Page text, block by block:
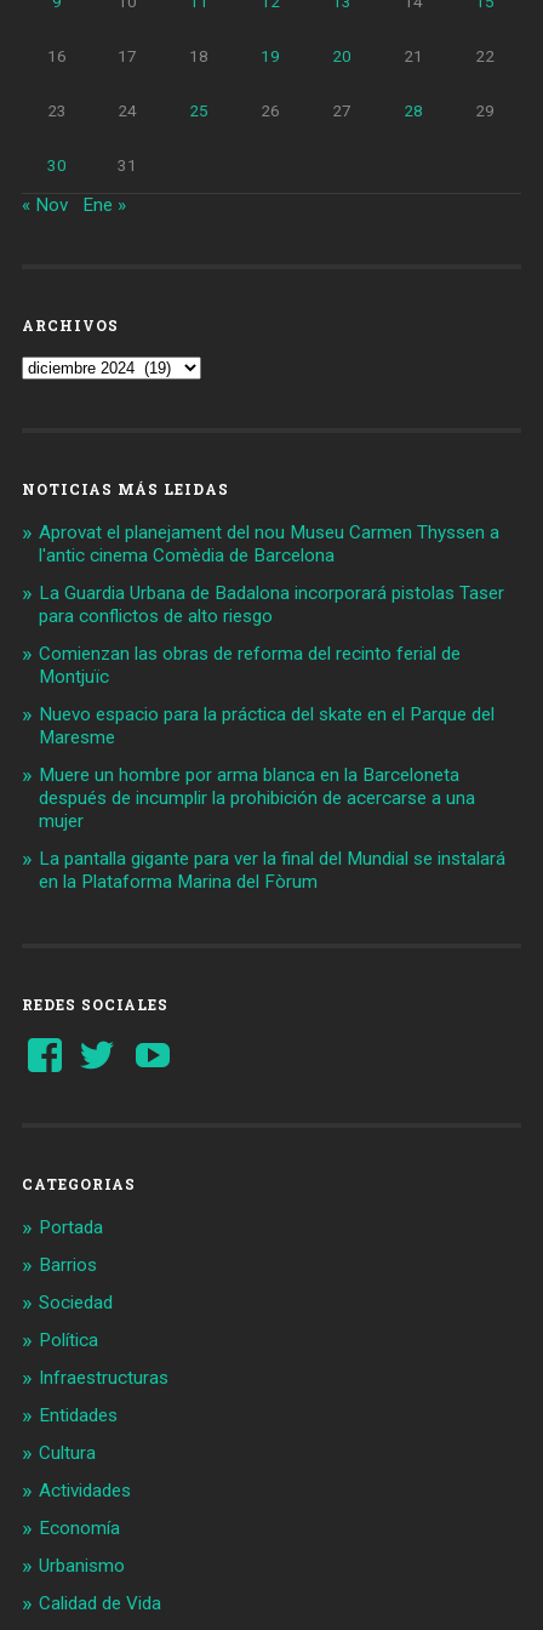
16 17 18 19 20 21 22
23 24 25 26 27 28 29
30 31
« Nov Ene »
ARCHIVOS
Archivos
NOTICIAS MÁS LEIDAS
Aprovat el planejament del nou Museu Carmen Thyssen a
l'antic cinema Comèdia de Barcelona
La Guardia Urbana de Badalona incorporará pistolas Taser
para conflictos de alto riesgo
Comienzan las obras de reforma del recinto ferial de
Montjuïc
Nuevo espacio para la práctica del skate en el Parque del
Maresme
Muere un hombre por arma blanca en la Barceloneta
después de incumplir la prohibición de acercarse a una
mujer
La pantalla gigante para ver la final del Mundial se instalará
en la Plataforma Marina del Fòrum
REDES SOCIALES
Ver
perfil
Ver
perfil
CATEGORIAS
Portada
Barrios
Sociedad
Política
Infraestructuras
Entidades
Cultura
Actividades
Economía
Urbanismo
Calidad de Vida